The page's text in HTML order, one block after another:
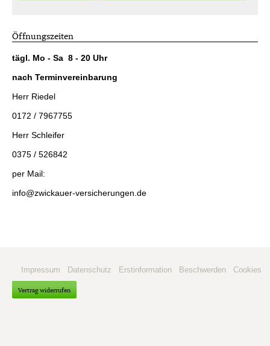
Öffnungszeiten
tägl. Mo - Sa 8 - 20 Uhr
nach Terminvereinbarung
Herr Riedel
0172 / 7967755
Herr Schleifer
0375 / 526842
per Mail:
info@zwickauer-versicherungen.de
Impressum Datenschutz Erstinformation Beschwerden Cookies
Vertrag widerrufen